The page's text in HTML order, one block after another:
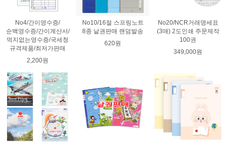
No4/간이영수증/
순백영수증/간이계산서/
먹지없는영수증/국세청
규격제품/최저가판매
2,200원
No10/16절 스프링노트
8종 낱권판매 랜덤발송
620원
No20/NCR거래명세표
(3매) 2도인쇄 주문제작
100권
349,000원